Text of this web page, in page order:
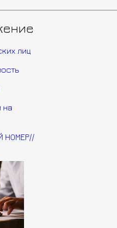
лиц
на
НОМЕР//
здание Zirve Grup, 5 этаж